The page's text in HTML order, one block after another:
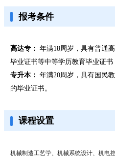
报考条件
高达专： 年满18周岁，具有普通
毕业证书等中等学历教育毕业证书
专升本： 年满20周岁，具有国民
的毕业证书。
课程设置
机械制造工艺学、机械系统设计、机电